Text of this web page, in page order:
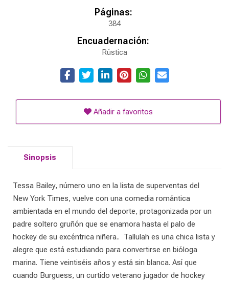
Páginas:
384
Encuadernación:
Rústica
Añadir a favoritos
Sinopsis
Tessa Bailey, número uno en la lista de superventas del
New York Times, vuelve con una comedia romántica
ambientada en el mundo del deporte, protagonizada por un
padre soltero gruñón que se enamora hasta el palo de
hockey de su excéntrica niñera.. Tallulah es una chica lista y
alegre que está estudiando para convertirse en bióloga
marina. Tiene veintiséis años y está sin blanca. Así que
cuando Burguess, un curtido veterano jugador de hockey